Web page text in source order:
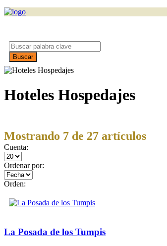
Hoteles Hospedajes
Mostrando 7 de 27 artículos
Cuenta:
Ordenar por:
Orden:
La Posada de los Tumpis